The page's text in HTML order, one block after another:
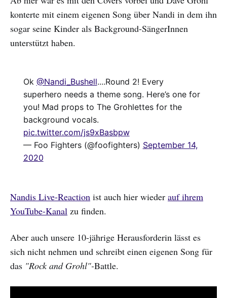
konterte mit einem eigenen Song über Nandi in dem ihn
sogar seine Kinder als Background-SängerInnen
unterstützt haben.
Ok @Nandi_Bushell....Round 2! Every
superhero needs a theme song. Here’s one for
you! Mad props to The Grohlettes for the
background vocals.
pic.twitter.com/js9xBasbpw
— Foo Fighters (@foofighters) September 14,
2020
Nandis Live-Reaction ist auch hier wieder auf ihrem
YouTube-Kanal zu finden.
Aber auch unsere 10-jährige Herausforderin lässt es
sich nicht nehmen und schreibt einen eigenen Song für
das "Rock and Grohl"-Battle.